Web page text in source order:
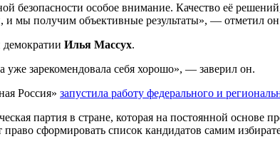
безопасности особое внимание. Качество её
и мы получим объективные результаты», — отметил
Илья Массух.
зарекомендовала себя хорошо», — заверил он.
Россия» запустила работу федерального и
партия в стране, которая на постоянной основе
право сформировать список кандидатов самим